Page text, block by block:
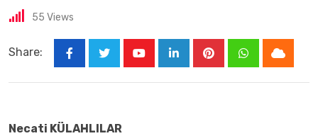
55 Views
Share:
Necati KÜLAHLILAR